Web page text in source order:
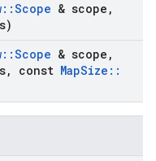
::Scope & scope ,
::Scope & scope ,
, const MapSize ::